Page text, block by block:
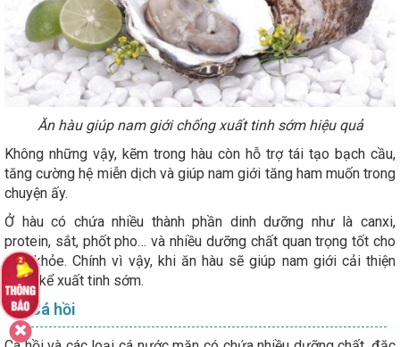
Ăn hàu giúp nam giới chống xuất tinh sớm hiệu quả
Không những vậy, kẽm trong hàu còn hỗ trợ tái tạo bạch cầu,
tăng cường hệ miễn dịch và giúp nam giới tăng ham muốn trong
chuyện ấy.
Ở hàu có chứa nhiều thành phần dinh dưỡng như là canxi,
protein, sắt, phốt pho… và nhiều dưỡng chất quan trọng tốt cho
sức khỏe. Chính vì vậy, khi ăn hàu sẽ giúp nam giới cải thiện
đáng kể xuất tinh sớm.
2. Cá hồi